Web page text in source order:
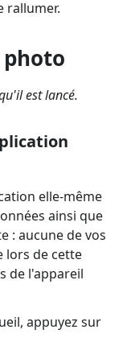
rallumer.
est lancé.
elle-même
ainsi que
: aucune de vos
lors de cette
de l'appareil
appuyez sur